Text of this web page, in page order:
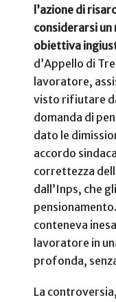
l’azione di
considerarsi un
obiettiva
d’Appello di
lavoratore,
visto rifiutare
domanda di
dato le
accordo
correttezza
dall’Inps, che
conteneva
lavoratore in
profonda,
La